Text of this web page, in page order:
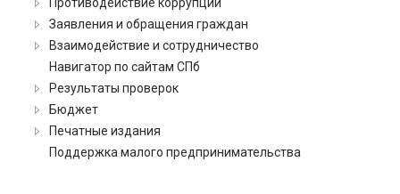
Заявления и обращения граждан
Взаимодействие и сотрудничество
Навигатор по сайтам СПб
Результаты проверок
Бюджет
Печатные издания
Поддержка малого предпринимательства